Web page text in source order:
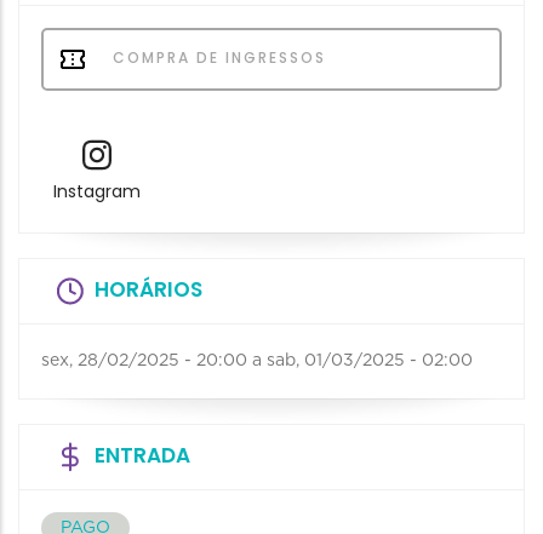
COMPRA DE INGRESSOS
Instagram
HORÁRIOS
sex, 28/02/2025 - 20:00 a sab, 01/03/2025 - 02:00
ENTRADA
PAGO